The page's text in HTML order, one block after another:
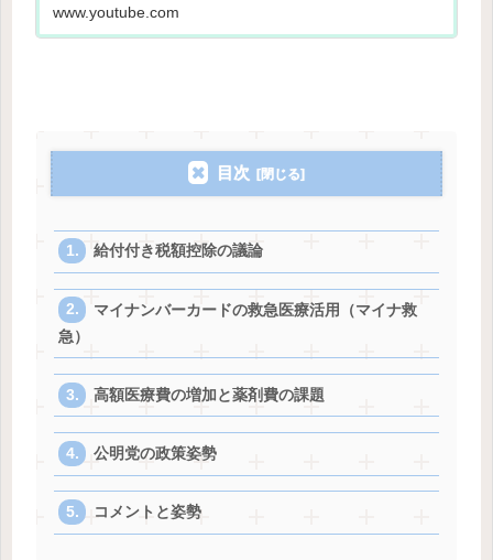
www.youtube.com
目次
給付付き税額控除の議論
マイナンバーカードの救急医療活用（マイナ救
急）
高額医療費の増加と薬剤費の課題
公明党の政策姿勢
コメントと姿勢